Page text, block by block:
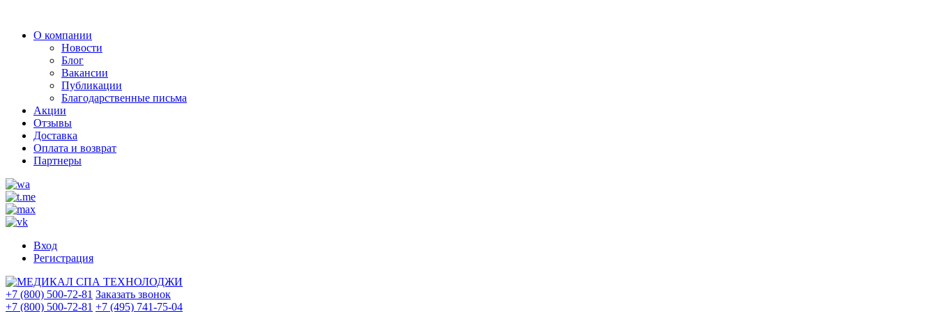
О компании
Новости
Блог
Вакансии
Публикации
Благодарственные письма
Акции
Отзывы
Доставка
Оплата и возврат
Партнеры
Вход
Регистрация
+7 (800) 500-72-81 Заказать звонок
+7 (800) 500-72-81 +7 (495) 741-75-04